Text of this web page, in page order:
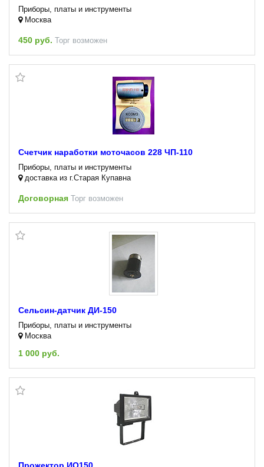
Приборы, платы и инструменты
Москва
450 руб. Торг возможен
Счетчик наработки моточасов 228 ЧП-110
Приборы, платы и инструменты
доставка из г.Старая Купавна
Договорная Торг возможен
Сельсин-датчик ДИ-150
Приборы, платы и инструменты
Москва
1 000 руб.
Прожектор ИО150